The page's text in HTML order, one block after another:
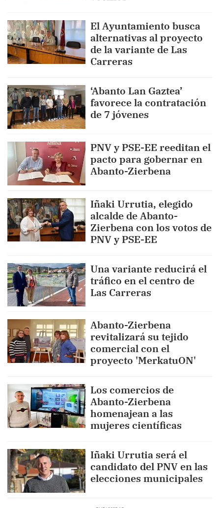
El Ayuntamiento busca
alternativas al proyecto
de la variante de Las
Carreras
‘Abanto Lan Gaztea’
favorece la contratación
de 7 jóvenes
PNV y PSE-EE reeditan el
pacto para gobernar en
Abanto-Zierbena
Iñaki Urrutia, elegido
alcalde de Abanto-
Zierbena con los votos de
PNV y PSE-EE
Una variante reducirá el
tráfico en el centro de
Las Carreras
Abanto-Zierbena
revitalizará su tejido
comercial con el
proyecto 'MerkatuON'
Los comercios de
Abanto-Zierbena
homenajean a las
mujeres científicas
Iñaki Urrutia será el
candidato del PNV en las
elecciones municipales